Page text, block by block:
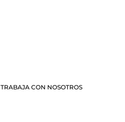
TRABAJA CON NOSOTROS